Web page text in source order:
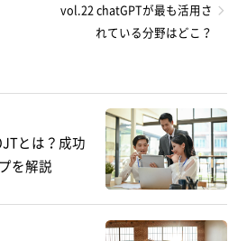
vol.22 chatGPTが最も活用さ
れている分野はどこ？
とは？成功
を解説